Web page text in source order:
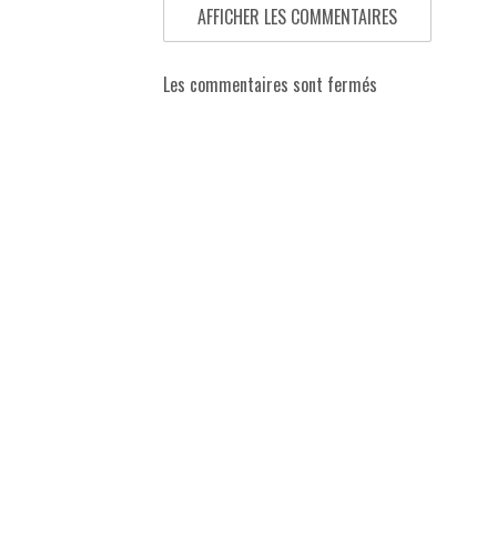
AFFICHER LES COMMENTAIRES
Les commentaires sont fermés